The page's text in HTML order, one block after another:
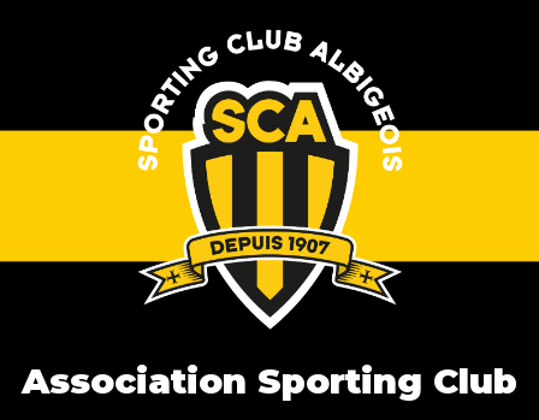
Association Sporting Club